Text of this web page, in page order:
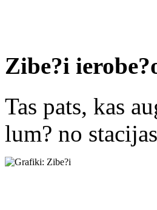
Zibe?i
Tas pats, kas
lum? no